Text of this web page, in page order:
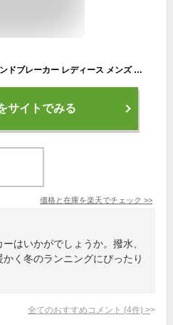
【クーポンで★40%OFF】 ウインドブレーカー レディース メンズ マウンテンパーカー ジャンパー アウター パーカー 長袖 春 夏 秋 冬 uvカット 防水 撥水 薄手 おしゃれ 大きいサイズ シンプル 無地 羽織り アウトドア ランニング 登山 ユニセックス 黒
サイトでみる
価格と在庫を楽天でチェック >>
はいかがでしょうか。撥水、
く冬のランニングにぴったり
全てのおすすめコメント (4件) >